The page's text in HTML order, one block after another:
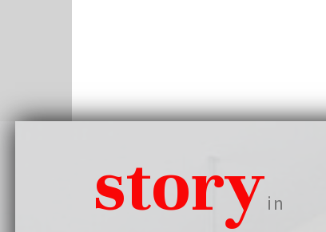
storyin